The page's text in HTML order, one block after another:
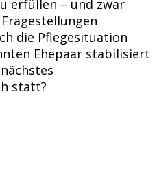
erfüllen – und zwar
die Pflegesituation
Ehepaar stabilisiert
statt?